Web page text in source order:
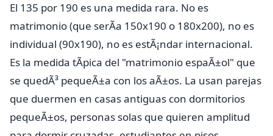
El 135 por 190 es una medida rara. No es
matrimonio (que serÃ­a 150x190 o 180x200), no es
individual (90x190), no es estÃ¡ndar internacional.
Es la medida tÃ­pica del "matrimonio espaÃ±ol" que
se quedÃ³ pequeÃ±a con los aÃ±os. La usan parejas
que duermen en casas antiguas con dormitorios
pequeÃ±os, personas solas que quieren amplitud